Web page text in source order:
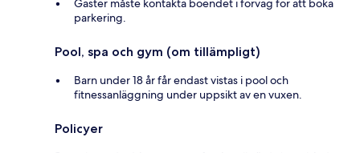
Gäster måste kontakta boendet i förväg för att boka
parkering.
Pool, spa och gym (om tillämpligt)
Barn under 18 år får endast vistas i pool och
fitnessanläggning under uppsikt av en vuxen.
Policyer